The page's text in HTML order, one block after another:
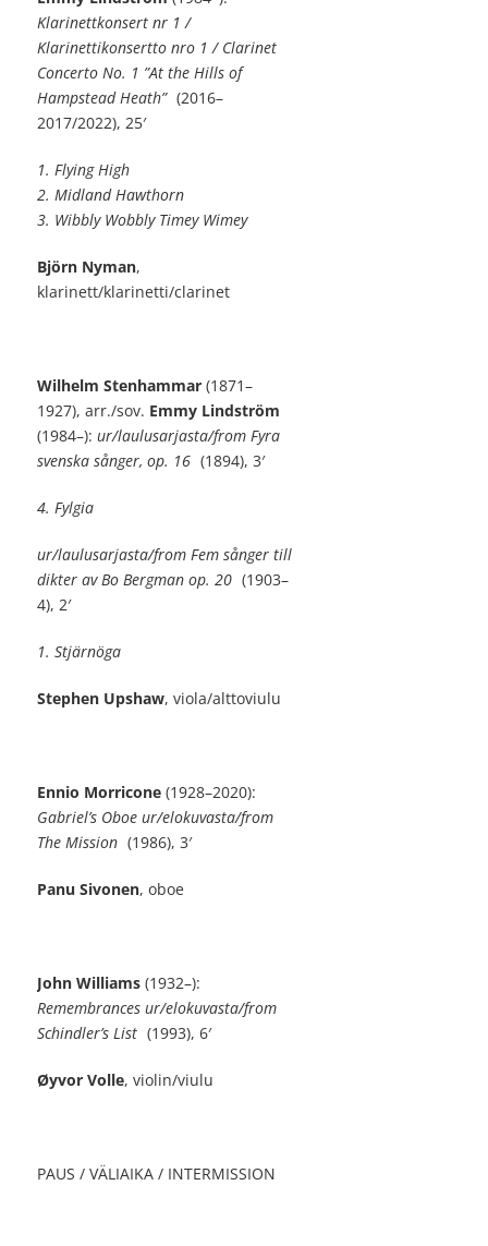
Klarinettkonsert nr 1 /
Klarinettikonsertto nro 1 / Clarinet
Concerto No. 1 ”At the Hills of
Hampstead Heath” (2016–
2017/2022), 25′
1. Flying High
2. Midland Hawthorn
3. Wibbly Wobbly Timey Wimey
Björn Nyman,
klarinett/klarinetti/clarinet
Wilhelm Stenhammar (1871–
1927), arr./sov. Emmy Lindström
(1984–): ur/laulusarjasta/from Fyra
svenska sånger, op. 16 (1894), 3′
4. Fylgia
ur/laulusarjasta/from Fem sånger till
dikter av Bo Bergman op. 20 (1903–
4), 2′
1. Stjärnöga
Stephen Upshaw, viola/alttoviulu
Ennio Morricone (1928–2020):
Gabriel’s Oboe ur/elokuvasta/from
The Mission (1986), 3′
Panu Sivonen, oboe
John Williams (1932–):
Remembrances ur/elokuvasta/from
Schindler’s List (1993), 6′
Øyvor Volle, violin/viulu
PAUS / VÄLIAIKA / INTERMISSION